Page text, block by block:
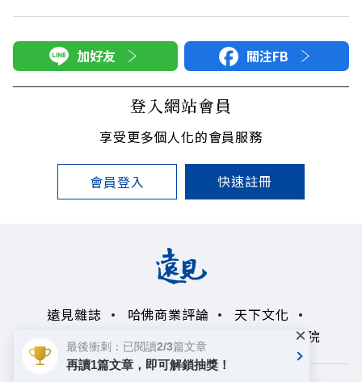
加好友 關注FB
登入網站會員
享受更多個人化的會員服務
會員登入 快速註冊
遠見雜誌 哈佛商業評論
天下文化
未來親子學習平台
50+ 領導影響力學院
最後衝刺：已閱讀2/3篇文章
再讀1篇文章，即可解鎖抽獎！
×